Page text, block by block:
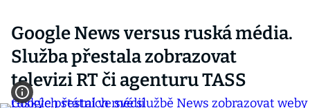
Google News versus ruská média.
Služba přestala zobrazovat
televizi RT či agenturu TASS